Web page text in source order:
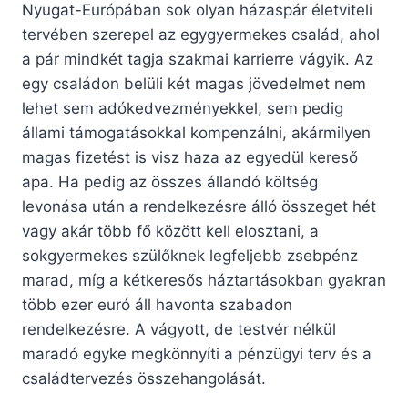
Nyugat-Európában sok olyan házaspár életviteli
tervében szerepel az egygyermekes család, ahol
a pár mindkét tagja szakmai karrierre vágyik. Az
egy családon belüli két magas jövedelmet nem
lehet sem adókedvezményekkel, sem pedig
állami támogatásokkal kompenzálni, akármilyen
magas fizetést is visz haza az egyedül kereső
apa. Ha pedig az összes állandó költség
levonása után a rendelkezésre álló összeget hét
vagy akár több fő között kell elosztani, a
sokgyermekes szülőknek legfeljebb zsebpénz
marad, míg a kétkeresős háztartásokban gyakran
több ezer euró áll havonta szabadon
rendelkezésre. A vágyott, de testvér nélkül
maradó egyke megkönnyíti a pénzügyi terv és a
családtervezés összehangolását.